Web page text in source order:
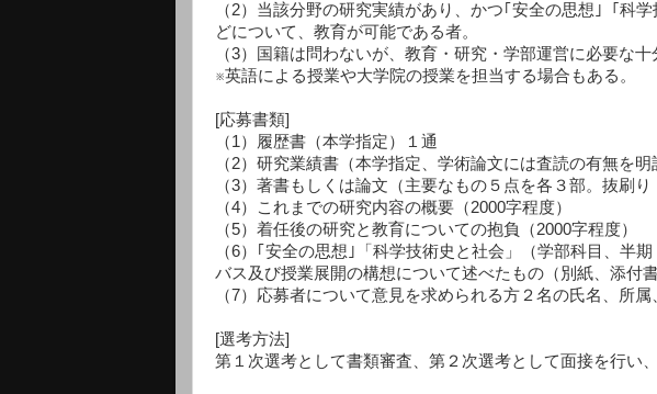
（2）当該分野の研究実績があり、かつ｢安全の思想｣「科
どについて、教育が可能である者。
（3）国籍は問わないが、教育・研究・学部運営に必要な
※英語による授業や大学院の授業を担当する場合もある。
[応募書類]
（1）履歴書（本学指定）１通
（2）研究業績書（本学指定、学術論文には査読の有無を
（3）著書もしくは論文（主要なもの５点を各３部。抜刷り
（4）これまでの研究内容の概要（2000字程度）
（5）着任後の研究と教育についての抱負（2000字程度）
（6）｢安全の思想｣「科学技術史と社会」（学部科目、半
バス及び授業展開の構想について述べたもの（別紙、添付
（7）応募者について意見を求められる方２名の氏名、所
[選考方法]
第１次選考として書類審査、第２次選考として面接を行い